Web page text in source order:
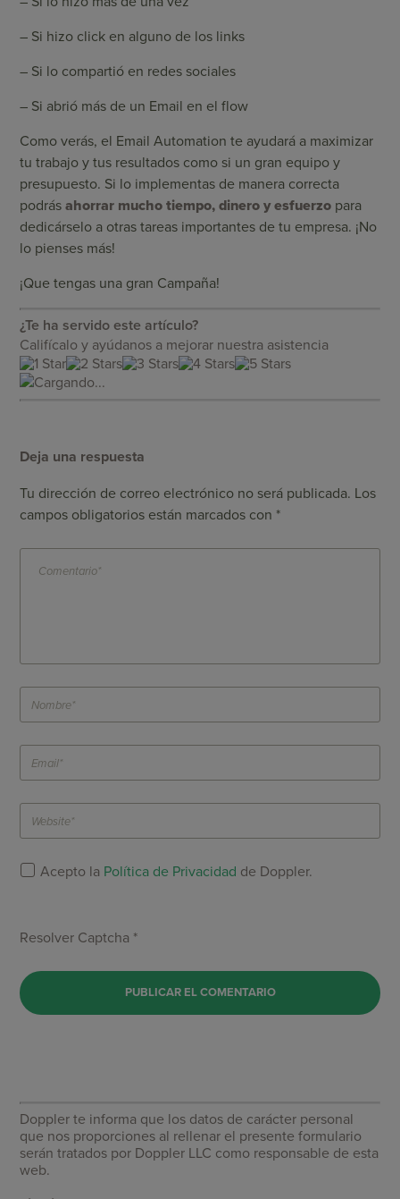
– Si hizo click en alguno de los links
– Si lo compartió en redes sociales
– Si abrió más de un Email en el flow
Como verás, el Email Automation te ayudará a maximizar
tu trabajo y tus resultados como si un gran equipo y
presupuesto. Si lo implementas de manera correcta
podrás ahorrar mucho tiempo, dinero y esfuerzo para
dedicárselo a otras tareas importantes de tu empresa. ¡No
lo pienses más!
¡Que tengas una gran Campaña!
¿Te ha servido este artículo?
Califícalo y ayúdanos a mejorar nuestra asistencia
Cargando...
Deja una respuesta
Tu dirección de correo electrónico no será publicada. Los
campos obligatorios están marcados con *
Acepto la Política de Privacidad de Doppler.
Resolver Captcha *
Doppler te informa que los datos de carácter personal
que nos proporciones al rellenar el presente formulario
serán tratados por Doppler LLC como responsable de esta
web.